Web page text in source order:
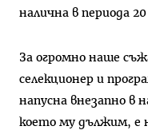
налична в периода
За огромно наше
селекционер и
напусна внезапно в
което му дължим, е